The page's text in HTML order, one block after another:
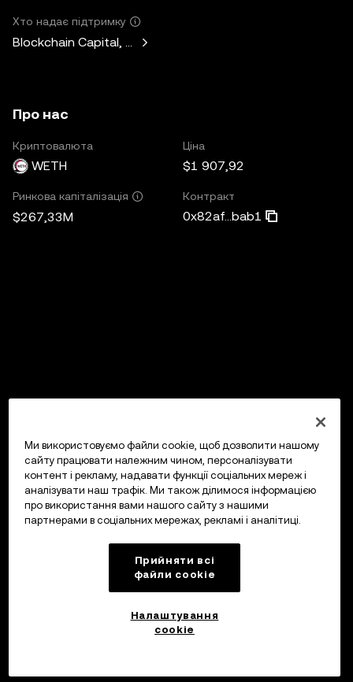
Хто надає підтримку
Blockchain Capital, Standard Crypto, Blockchain.com
Про нас
Криптовалюта
WETH
Ціна
$1 907,92
Ринкова капіталізація
$267,33M
Контракт
0x82af...bab1
Ми використовуємо файли cookie, щоб дозволити нашому
сайту працювати належним чином, персоналізувати
контент і рекламу, надавати функції соціальних мереж і
аналізувати наш трафік. Ми також ділимося інформацією
про використання вами нашого сайту з нашими
партнерами в соціальних мережах, рекламі і аналітиці.
Прийняти всі
файли сookie
Налаштування
cookie